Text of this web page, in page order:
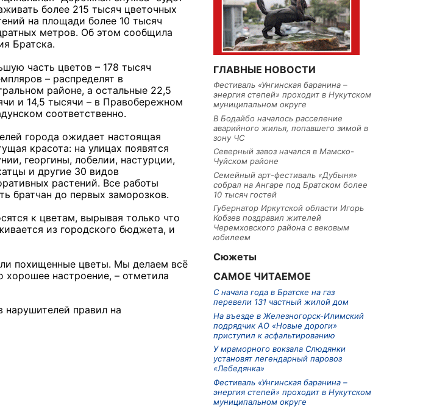
более 215 тысяч цветочных
на площади более 10 тысяч
метров. Об этом сообщила
Братска.
часть цветов – 178 тысяч
– распределят в
районе, а остальные 22,5
и 14,5 тысячи – в Правобережном
соответственно.
города ожидает настоящая
красота: на улицах появятся
георгины, лобелии, настурции,
и другие 30 видов
растений. Все работы
братчан до первых заморозков.
к цветам, вырывая только что
из городского бюджета, и
похищенные цветы. Мы делаем всё
настроение, – отметила
нарушителей правил на
ГЛАВНЫЕ НОВОСТИ
Фестиваль «Унгинская баранина –
энергия степей» проходит в Нукутском
муниципальном округе
В Бодайбо началось расселение
аварийного жилья, попавшего зимой в
зону ЧС
Северный завоз начался в Мамско-
Чуйском районе
Семейный арт-фестиваль «Дубыня»
собрал на Ангаре под Братском более
10 тысяч гостей
Губернатор Иркутской области Игорь
Кобзев поздравил жителей
Черемховского района с вековым
юбилеем
Сюжеты
САМОЕ ЧИТАЕМОЕ
С начала года в Братске на газ
перевели 131 частный жилой дом
На въезде в Железногорск-Илимский
подрядчик АО «Новые дороги»
приступил к асфальтированию
У мраморного вокзала Слюдянки
установят легендарный паровоз
«Лебедянка»
Фестиваль «Унгинская баранина –
энергия степей» проходит в Нукутском
муниципальном округе